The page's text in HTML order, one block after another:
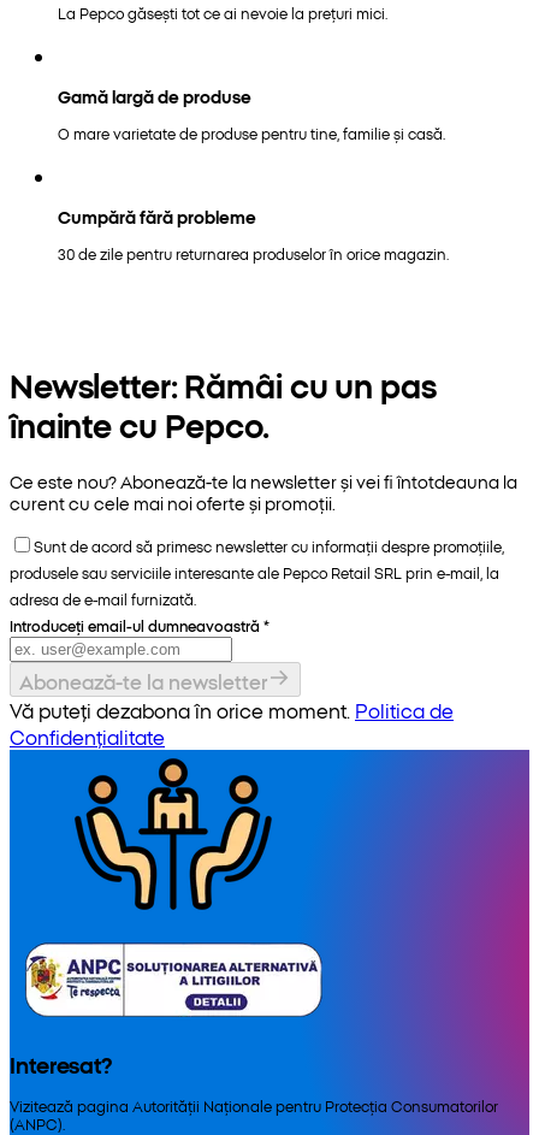
La Pepco găsești tot ce ai nevoie la prețuri mici.
Gamă largă de produse
O mare varietate de produse pentru tine, familie și casă.
Cumpără fără probleme
30 de zile pentru returnarea produselor în orice magazin.
Newsletter: Rămâi cu un pas
înainte cu Pepco.
Ce este nou? Abonează-te la newsletter și vei fi întotdeauna la
curent cu cele mai noi oferte și promoții.
Sunt de acord să primesc newsletter cu informații despre promoțiile,
produsele sau serviciile interesante ale Pepco Retail SRL prin e-mail, la
adresa de e-mail furnizată.
Introduceți email-ul dumneavoastră *
Abonează-te la newsletter
Vă puteți dezabona în orice moment. Politica de
Confidențialitate
Interesat?
Vizitează pagina Autorității Naționale pentru Protecția Consumatorilor
(ANPC).